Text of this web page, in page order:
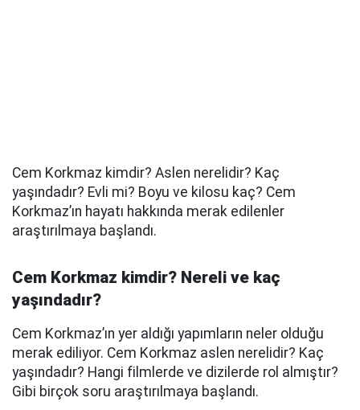
Cem Korkmaz kimdir? Aslen nerelidir? Kaç
yaşındadır? Evli mi? Boyu ve kilosu kaç? Cem
Korkmaz’ın hayatı hakkında merak edilenler
araştırılmaya başlandı.
Cem Korkmaz kimdir? Nereli ve kaç
yaşındadır?
Cem Korkmaz’ın yer aldığı yapımların neler olduğu
merak ediliyor. Cem Korkmaz aslen nerelidir? Kaç
yaşındadır? Hangi filmlerde ve dizilerde rol almıştır?
Gibi birçok soru araştırılmaya başlandı.